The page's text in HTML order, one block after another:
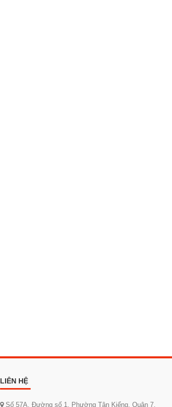
LIÊN HỆ
Số 57A, Đường số 1, Phường Tân Kiểng, Quận 7,